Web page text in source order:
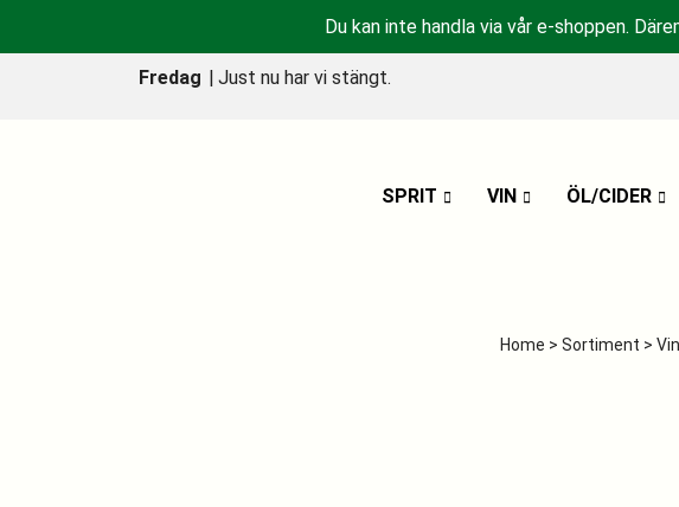
Du kan inte handla via vår e-shoppen.
Fredag | Just nu har vi stängt.
SPRIT VIN ÖL/CIDER
Home > Sortiment > Vin